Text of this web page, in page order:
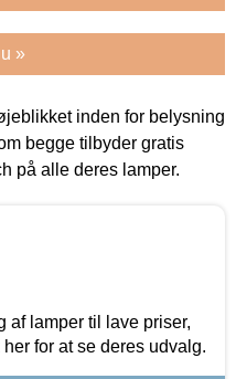
»
inden for belysning
begge tilbyder gratis
på alle deres lamper.
af lamper til lave priser,
for at se deres udvalg.